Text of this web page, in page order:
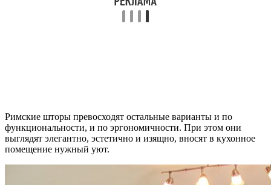
Римские шторы превосходят остальные варианты и по
функциональности, и по эргономичности. При этом они
выглядят элегантно, эстетично и изящно, вносят в кухонное
помещение нужный уют.